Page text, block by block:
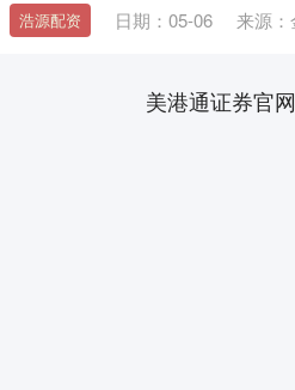
浩源配资 日期：05-06 来源：
美港通证券官